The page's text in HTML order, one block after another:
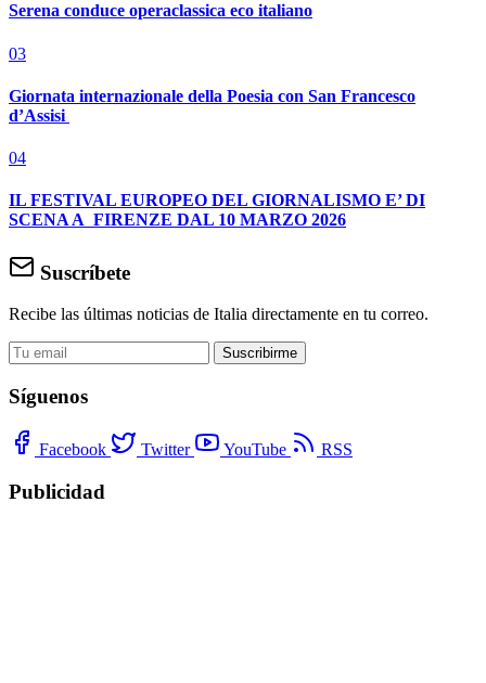
Serena conduce operaclassica eco italiano
03
Giornata internazionale della Poesia con San Francesco
d’Assisi
04
IL FESTIVAL EUROPEO DEL GIORNALISMO E’ DI
SCENA A FIRENZE DAL 10 MARZO 2026
Suscríbete
Recibe las últimas noticias de Italia directamente en tu correo.
Suscribirme
Síguenos
Facebook Twitter YouTube RSS
Publicidad